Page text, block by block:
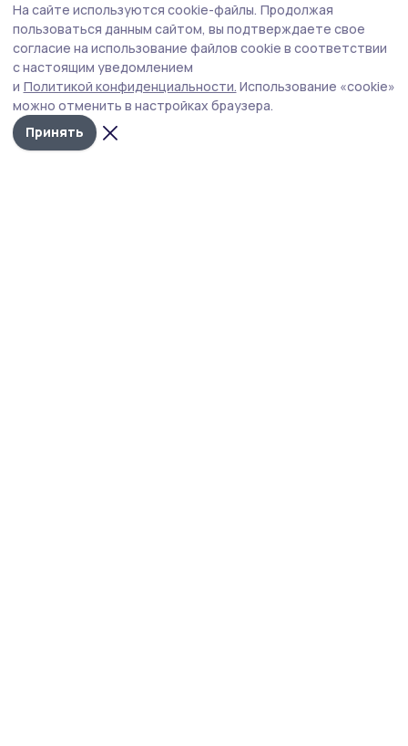
Во вторую субботу августа в России традиционно
отмечают День физкультурника. В селе Мановицы
Мичуринского округа мальчишек и девчонок учат быть
сильными и выносливыми в военно‑спортивном клубе
«Пересвет».
На сайте используются cookie-файлы. Продолжая
пользоваться данным сайтом, вы подтверждаете свое
согласие на использование файлов cookie в соответствии
с настоящим уведомлением
и Политикой конфиденциальности. Использование «cookie»
можно отменить в настройках браузера.
Принять